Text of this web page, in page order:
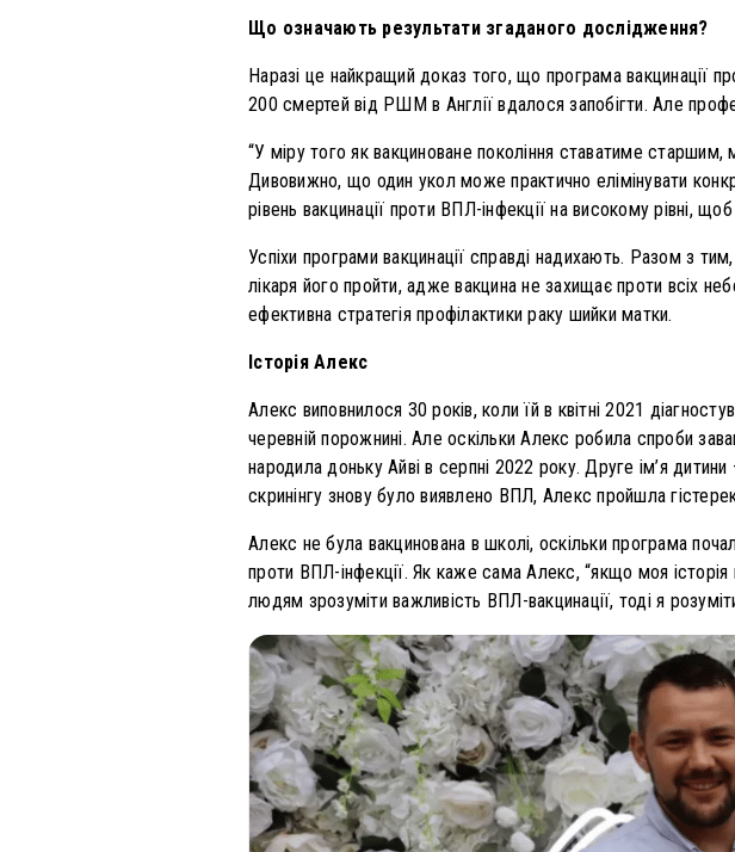
Що означають результати згаданого дослідження?
Наразі це найкращий доказ того, що програма вакцинації
200 смертей від РШМ в Англії вдалося запобігти. Але
“У міру того як вакциноване покоління ставатиме
Дивовижно, що один укол може практично елімінувати
рівень вакцинації проти ВПЛ-інфекції на високому рівні,
Успіхи програми вакцинації справді надихають. Разом з
лікаря його пройти, адже вакцина не захищає проти всіх
ефективна стратегія профілактики раку шийки матки.
Історія Алекс
Алекс виповнилося 30 років, коли їй в квітні 2021
черевній порожнині. Але оскільки Алекс робила спроби
народила доньку Айві в серпні 2022 року. Друге ім’я
скринінгу знову було виявлено ВПЛ, Алекс пройшла
Алекс не була вакцинована в школі, оскільки програма
проти ВПЛ-інфекції. Як каже сама Алекс, “якщо моя
людям зрозуміти важливість ВПЛ-вакцинації, тоді я